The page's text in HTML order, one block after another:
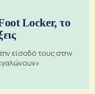
Locker, το
είσοδό τους στην